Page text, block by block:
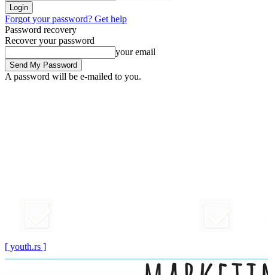
Forgot your password? Get help
Password recovery
Recover your password
your email
A password will be e-mailed to you.
[ youth.rs ]